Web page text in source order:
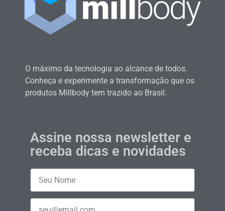
O máximo da tecnologia ao alcance de todos.
Conheça e experimente a transformação que os
produtos Millbody tem trazido ao Brasil.
Assine nossa newsletter e
receba dicas e novidades